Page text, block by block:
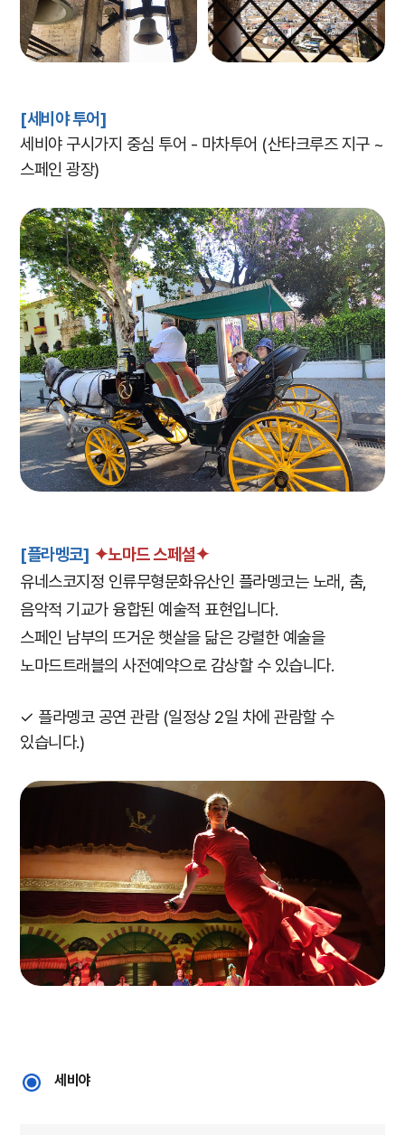
[세비야 투어]
세비야 구시가지 중심 투어 - 마차투어 (산타크루즈 지구 ~
스페인 광장)
[플라멩코] ✦노마드 스페셜✦
유네스코지정 인류무형문화유산인 플라멩코는 노래, 춤,
음악적 기교가 융합된 예술적 표현입니다.
스페인 남부의 뜨거운 햇살을 닮은 강렬한 예술을
노마드트래블의 사전예약으로 감상할 수 있습니다.
✓ 플라멩코 공연 관람 (일정상 2일 차에 관람할 수
있습니다.)
세비야